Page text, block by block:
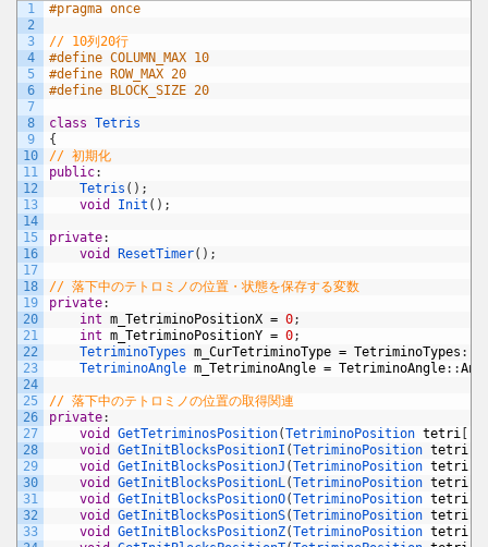
1
2
3
4
5
6
7
8
9
10
11
12
13
14
15
16
17
18
19
20
21
22
23
24
25
26
27
28
29
30
31
32
33
#pragma once
// 10列20行
#define COLUMN_MAX 10
#define ROW_MAX 20
#define BLOCK_SIZE 20
class Tetris
{
// 初期化
public:
Tetris ( ) ;
void
Init ( ) ;
private:
void
ResetTimer( ) ;
// 落下中のテトロミノの位置・状態を保存する変数
private:
int m_TetriminoPositionX = 0;
int m_TetriminoPositionY = 0;
TetriminoTypes m_CurTetriminoType = TetriminoTypes :
TetriminoAngle m_TetriminoAngle = TetriminoAngle: :
// 落下中のテトロミノの位置の取得関連
private:
void
GetTetriminosPosition(TetriminoPosition tetri
void
GetInitBlocksPositionI (TetriminoPosition tetri
void
GetInitBlocksPositionJ (TetriminoPosition tetri
void
GetInitBlocksPositionL(TetriminoPosition tetri
void
GetInitBlocksPositionO(TetriminoPosition tetri
void
GetInitBlocksPositionS(TetriminoPosition tetri
void
GetInitBlocksPositionZ(TetriminoPosition tetri